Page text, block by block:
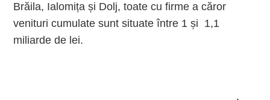
Brăila, Ialomița și Dolj, toate cu firme a căror
venituri cumulate sunt situate între 1 și 1,1
miliarde de lei.